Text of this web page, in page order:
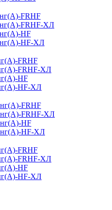
FRHF
FRHF-ХЛ
HF
HF-ХЛ
FRHF
FRHF-ХЛ
HF
HF-ХЛ
FRHF
FRHF-ХЛ
HF
HF-ХЛ
FRHF
FRHF-ХЛ
HF
HF-ХЛ